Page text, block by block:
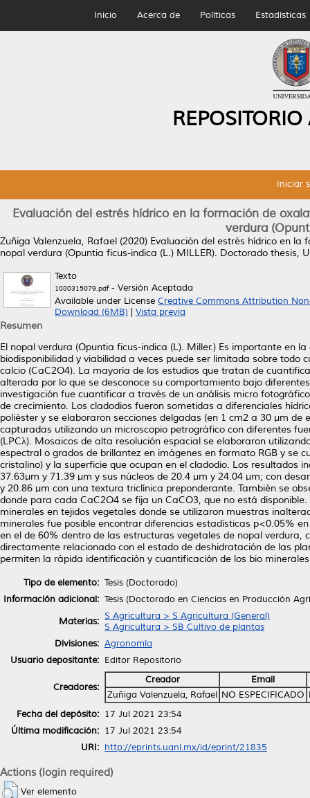
Inicio Acerca de Políticas Estadísticas
Iniciar
Evaluación del estrés hídrico en la formación de
verdura
Zuñiga Valenzuela, Rafael (2020) Evaluación del estrés hídrico en
nopal verdura (Opuntia ficus-indica (L.) MILLER). Doctorado thesis,
Texto
1080315079.pdf- Versión Aceptada
Available under License Creative Commons Attribution
Download (6MB)
Vista previa
Resumen
El nopal verdura (Opuntia ficus-indica (L). Miller.) Es importante en
biodisponibilidad y viabilidad a veces puede ser limitada sobre
calcio (CaC2O4). La mayoría de los estudios que tratan de
alterada por lo que se desconoce su comportamiento bajo
investigación fue cuantificar a través de un análisis micro
de crecimiento. Los cladodios fueron sometidas a diferenciales
poliéster y se elaboraron secciones delgadas (en 1 cm2 a 30 µm
capturadas utilizando un microscopio petrográfico con diferentes
(LPCλ). Mosaicos de alta resolución espacial se elaboraron
espectral o grados de brillantez en imágenes en formato RGB y se
cristalino) y la superficie que ocupan en el cladodio. Los resultados
37.63μm y 71.39 μm y sus núcleos de 20.4 μm y 24.04 μm; con
y 20.86 μm con una textura triclínica preponderante. También se
donde para cada CaC2O4 se fija un CaCO3, que no está
minerales en tejidos vegetales donde se utilizaron muestras
minerales fue posible encontrar diferencias estadísticas p<0.05%
en el de 60% dentro de las estructuras vegetales de nopal
directamente relacionado con el estado de deshidratación de las
permiten la rápida identificación y cuantificación de los bio
Tipo de elemento: Tesis (Doctorado)
Información adicional: Tesis (Doctorado en Ciencias en Producción
Materias: S Agricultura > S Agricultura (General)
S Agricultura > SB Cultivo de plantas
Divisiones: Agronomía
Usuario depositante: Editor Repositorio
Creadores:
Creador
Email
Zuñiga Valenzuela, Rafael NO ESPECIFICADO
Fecha del depósito: 17 Jul 2021 23:54
Última modificación: 17 Jul 2021 23:54
URI: http://eprints.uanl.mx/id/eprint/21835
Actions (login required)
Ver elemento